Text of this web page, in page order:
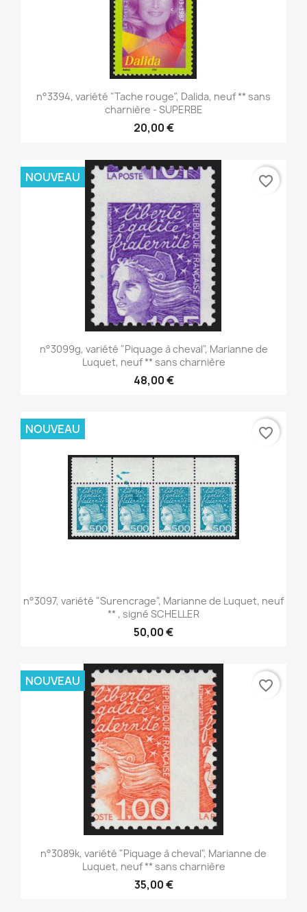
n°3394, variété "Tache rouge", Dalida, neuf ** sans
charnière - SUPERBE
20,00 €
n°3099g, variété "Piquage à cheval", Marianne de
Luquet, neuf ** sans charnière
48,00 €
NOUVEAU favorite_border
n°3097, variété "Surencrage", Marianne de Luquet, neuf
** , signé SCHELLER
50,00 €
NOUVEAU favorite_border
n°3089k, variété "Piquage à cheval", Marianne de
Luquet, neuf ** sans charnière
35,00 €
NOUVEAU favorite_border